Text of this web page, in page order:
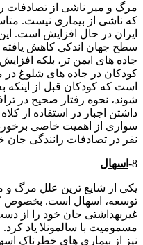
مرگ و میر ناشی از تصادفات
که ناشی از بیماری نیست.
ایران در حال افزایش است.
سطح جهان اندکی کاهش یافته
جاده های ایمن تر، بلکه
کودکان در جاده های شلوغ در
است که کودکان قبل از اینکه
شوند، نحوه رفتار صحیح در
داشتن اجبار در استفاده از
نفر در تصادفات رانندگی جان
8- اسهال
یکی از شایع ترین علل مرگ و
توسعه، اسهال است. بخصوص
غیربهداشتی جان خود را از
مسمومیت با سالمونلا یاد
نیز از بیماری های خطرناک